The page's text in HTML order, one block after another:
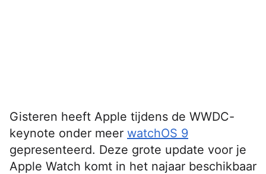
Gisteren heeft Apple tijdens de WWDC-
keynote onder meer watchOS 9
gepresenteerd. Deze grote update voor je
Apple Watch komt in het najaar beschikbaar